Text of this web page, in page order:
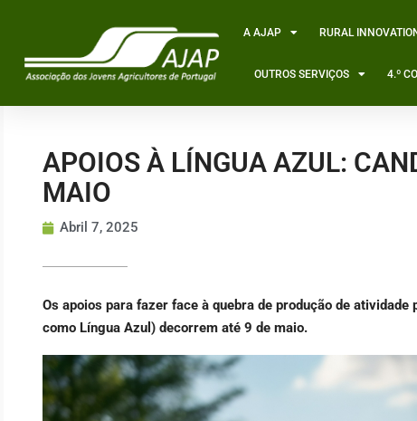
content
A AJAP RURAL
OUTROS SERVIÇOS 4.º
APOIOS À LÍNGUA AZUL:
MAIO
Abril 7, 2025
Os apoios para fazer face à quebra de produção de
como Língua Azul) decorrem até 9 de maio.